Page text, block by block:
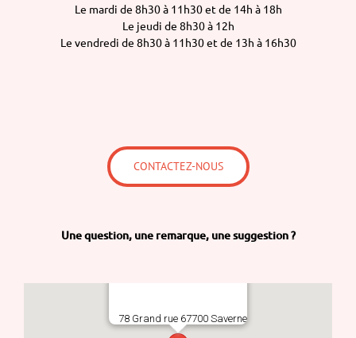
Le mardi de 8h30 à 11h30 et de 14h à 18h
Le jeudi de 8h30 à 12h
Le vendredi de 8h30 à 11h30 et de 13h à 16h30
CONTACTEZ-NOUS
Une question, une remarque, une suggestion ?
78 Grand rue 67700 Saverne